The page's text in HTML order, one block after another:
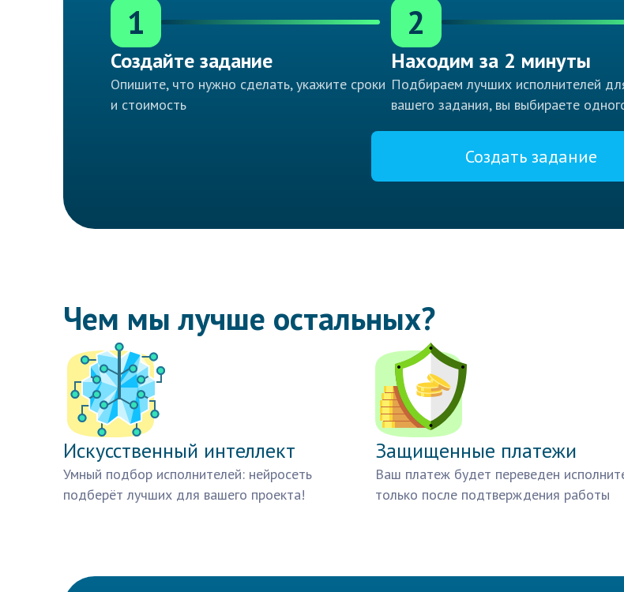
1
Создайте задание
Опишите, что нужно сделать, укажите сроки
и стоимость
2
Находим за 2 минуты
Подбираем лучших исполнителей
вашего задания, вы выбираете
Создать задание
Чем мы лучше остальных?
Искусственный интеллект
Умный подбор исполнителей: нейросеть
подберёт лучших для вашего проекта!
Защищенные платежи
Ваш платеж будет переведен
только после подтверждения работы